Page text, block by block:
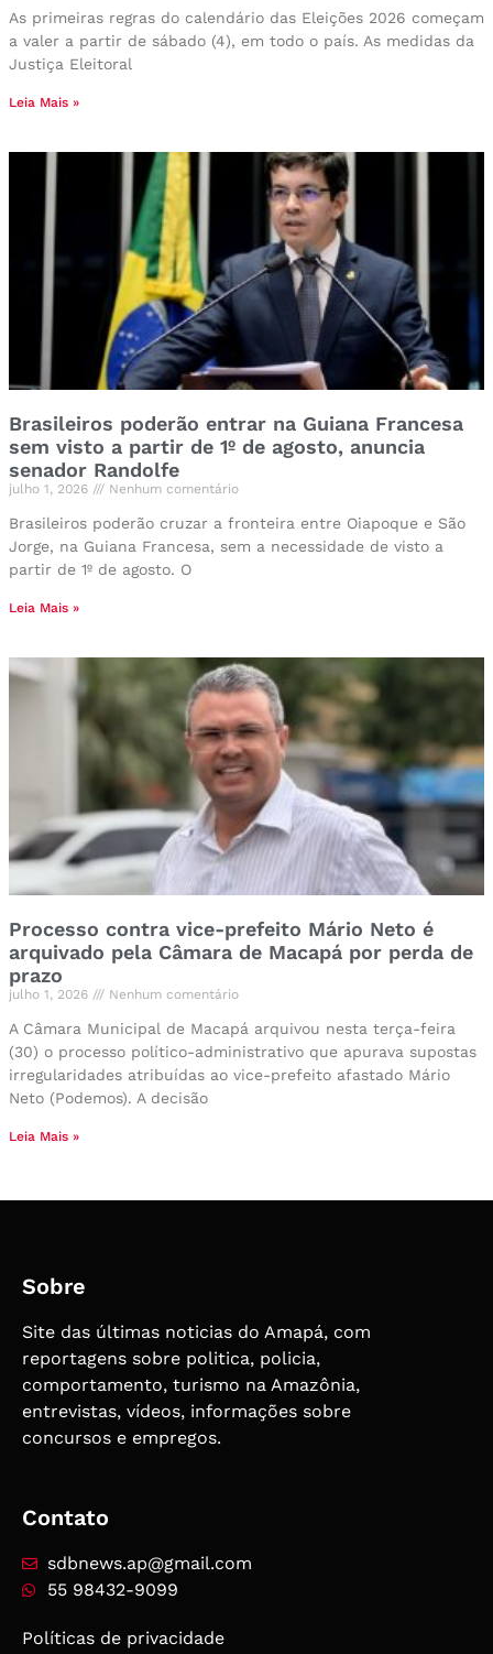
As primeiras regras do calendário das Eleições 2026 começam
a valer a partir de sábado (4), em todo o país. As medidas da
Justiça Eleitoral
Leia Mais »
Brasileiros poderão entrar na Guiana Francesa
sem visto a partir de 1º de agosto, anuncia
senador Randolfe
julho 1, 2026 Nenhum comentário
Brasileiros poderão cruzar a fronteira entre Oiapoque e São
Jorge, na Guiana Francesa, sem a necessidade de visto a
partir de 1º de agosto. O
Leia Mais »
Processo contra vice-prefeito Mário Neto é
arquivado pela Câmara de Macapá por perda de
prazo
julho 1, 2026 Nenhum comentário
A Câmara Municipal de Macapá arquivou nesta terça-feira
(30) o processo político-administrativo que apurava supostas
irregularidades atribuídas ao vice-prefeito afastado Mário
Neto (Podemos). A decisão
Leia Mais »
Sobre
Site das últimas noticias do Amapá, com
reportagens sobre politica, policia,
comportamento, turismo na Amazônia,
entrevistas, vídeos, informações sobre
concursos e empregos.
Contato
sdbnews.ap@gmail.com
55 98432-9099
Políticas de privacidade